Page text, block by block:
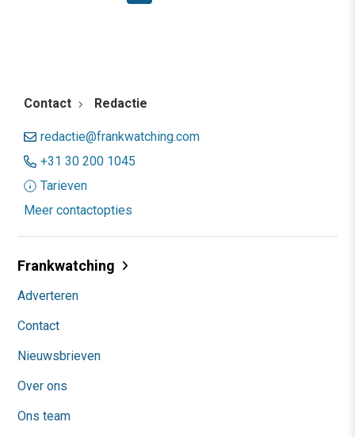
Contact Redactie
redactie@frankwatching.com
+31 30 200 1045
Tarieven
Meer contactopties
Frankwatching
Adverteren
Contact
Nieuwsbrieven
Over ons
Ons team